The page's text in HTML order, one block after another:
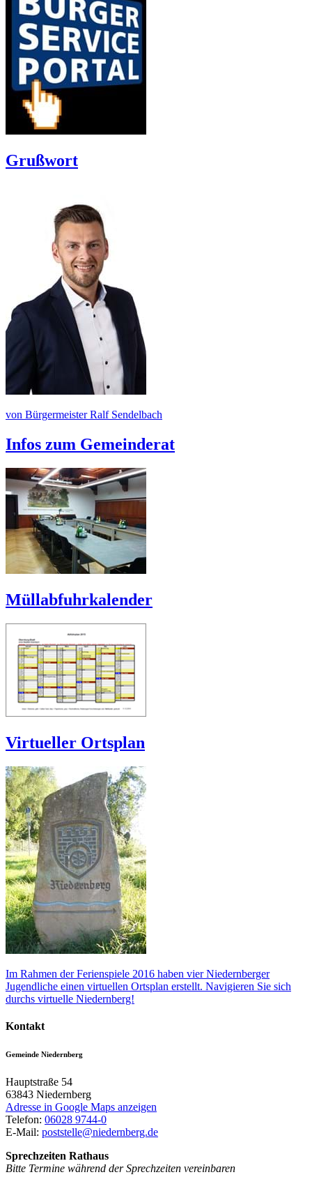
Grußwort
von Bürgermeister Ralf Sendelbach
Infos zum Gemeinderat
Müllabfuhrkalender
Virtueller Ortsplan
Im Rahmen der Ferienspiele 2016 haben vier Niedernberger
Jugendliche einen virtuellen Ortsplan erstellt. Navigieren Sie sich
durchs virtuelle Niedernberg!
Kontakt
Gemeinde Niedernberg
Hauptstraße 54
63843 Niedernberg
Adresse in Google Maps anzeigen
Telefon: 06028 9744-0
E-Mail: poststelle@niedernberg.de
Sprechzeiten Rathaus
Bitte Termine während der Sprechzeiten vereinbaren